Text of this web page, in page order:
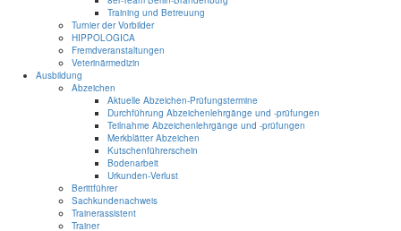
Training und Betreuung
Turnier der Vorbilder
HIPPOLOGICA
Fremdveranstaltungen
Veterinärmedizin
Ausbildung
Abzeichen
Aktuelle Abzeichen-Prüfungstermine
Durchführung Abzeichenlehrgänge und -prüfungen
Teilnahme Abzeichenlehrgänge und -prüfungen
Merkblätter Abzeichen
Kutschenführerschein
Bodenarbeit
Urkunden-Verlust
Berittführer
Sachkundenachweis
Trainerassistent
Trainer